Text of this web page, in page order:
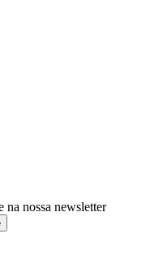
na nossa newsletter